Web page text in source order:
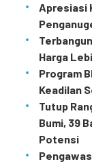
Apresiasi
Harga
Program
Keadilan
Tutup
Bumi, 39
Potensi